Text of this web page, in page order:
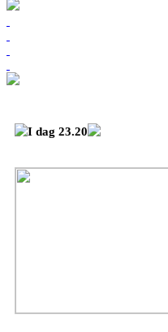
I dag 23.20